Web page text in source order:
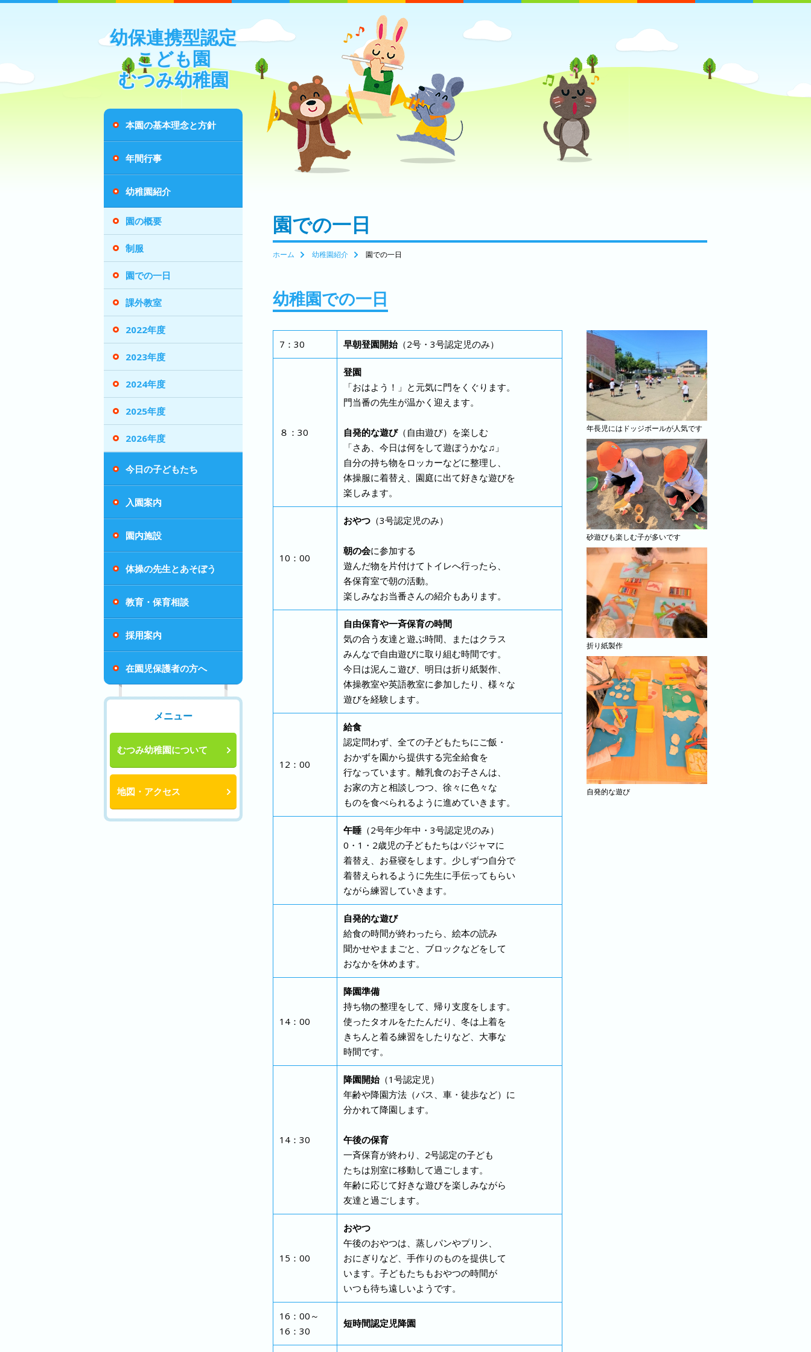
幼保連携型認定
こども園
むつみ幼稚園
本園の基本理念と方針
年間行事
幼稚園紹介
園の概要
制服
園での一日
課外教室
2022年度
2023年度
2024年度
2025年度
2026年度
今日の子どもたち
入園案内
園内施設
体操の先生とあそぼう
教育・保育相談
採用案内
在園児保護者の方へ
メニュー
むつみ幼稚園について
地図・アクセス
園での一日
ホーム 幼稚園紹介 園での一日
幼稚園での一日
7：30 早朝登園開始 （2号・3号認定児のみ）
８：30
登園
「おはよう！」と元気に門をくぐります。
門当番の先生が温かく迎えます。
自発的な遊び（自由遊び）を楽しむ
「さあ、今日は何をして遊ぼうかな♫」
自分の持ち物をロッカーなどに整理し、
体操服に着替え、園庭に出て好きな遊びを
楽しみます。
10：00
おやつ （3号認定児のみ）
朝の会に参加する
遊んだ物を片付けてトイレへ行ったら、
各保育室で朝の活動。
楽しみなお当番さんの紹介もあります。
自由保育や一斉保育の時間
気の合う友達と遊ぶ時間、またはクラス
みんなで自由遊びに取り組む時間です。
今日は泥んこ遊び、明日は折り紙製作、
体操教室や英語教室に参加したり、様々な
遊びを経験します。
12：00
給食
認定問わず、全ての子どもたちにご飯・
おかずを園から提供する完全給食を
行なっています。離乳食のお子さんは、
お家の方と相談しつつ、徐々に色々な
ものを食べられるように進めていきます。
午睡 （2号年少年中・3号認定児のみ）
0・1・2歳児の子どもたちはパジャマに
着替え、お昼寝をします。少しずつ自分で
着替えられるように先生に手伝ってもらい
ながら練習していきます。
自発的な遊び
給食の時間が終わったら、絵本の読み
聞かせやままごと、ブロックなどをして
おなかを休めます。
14：00
降園準備
持ち物の整理をして、帰り支度をします。
使ったタオルをたたんだり、冬は上着を
きちんと着る練習をしたりなど、大事な
時間です。
14：30
降園開始 （1号認定児）
年齢や降園方法（バス、車・徒歩など）に
分かれて降園します。
午後の保育
一斉保育が終わり、2号認定の子ども
たちは別室に移動して過ごします。
年齢に応じて好きな遊びを楽しみながら
友達と過ごします。
15：00
おやつ
午後のおやつは、蒸しパンやプリン、
おにぎりなど、手作りのものを提供して
います。子どもたちもおやつの時間が
いつも待ち遠しいようです。
16：00～
16：30
短時間認定児降園
年長児にはドッジボールが人気です
砂遊びも楽しむ子が多いです
折り紙製作
自発的な遊び